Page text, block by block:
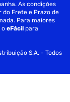
As condições
do Frete e Prazo de
Para maiores
oeFácil para
S.A. - Todos